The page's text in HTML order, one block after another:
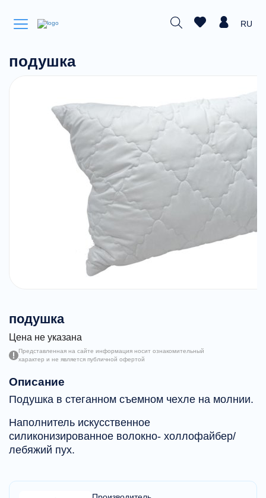
RU
подушка
подушка
Цена не указана
Представленная на сайте информация носит ознакомительный
характер и не является публичной офертой
Описание
Подушка в стеганном съемном чехле на молнии.
Наполнитель искусственное
силиконизированное волокно- холлофайбер/
лебяжий пух.